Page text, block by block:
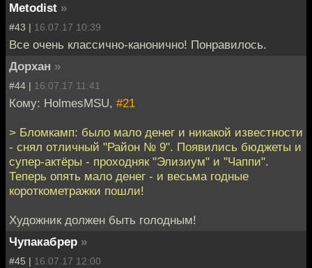
Metodist »
#43 | 16.07.17 10:39
Все очень классично-канонично! Понравилось.
Дорхан »
#44 | 16.07.17 11:41
Кому: HolmesMSU, #21
> Бломкамп: было мало денег и никакой известности
- снял отличный "Район № 9". Появились бюджеты и
супер-актёры - проходняк "Элизиум" и "Чаппи".
Теперь опять мало денег - и весьма годные
короткометражки пошли!
Художник должен быть голодным!
Чупакабрер »
#45 | 16.07.17 12:00